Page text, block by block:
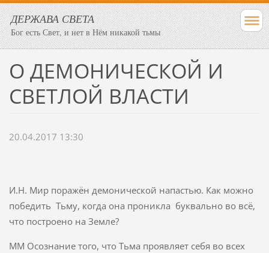
ДЕРЖАВА СВЕТА
Бог есть Свет, и нет в Нём никакой тьмы
О ДЕМОНИЧЕСКОЙ И
СВЕТЛОЙ ВЛАСТИ
20.04.2017 13:30
И.Н. Мир поражён демонической напастью. Как можно
победить Тьму, когда она проникла буквально во всё,
что построено на Земле?
ММ Осознание того, что Тьма проявляет себя во всех